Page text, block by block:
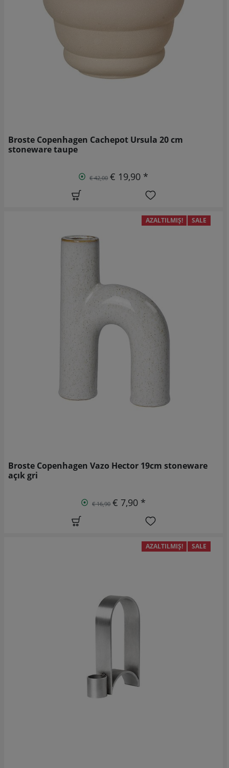
Broste Copenhagen Cachepot Ursula 20 cm
stoneware taupe
€ 42,00 € 19,90 *
AZALTILMIŞ! SALE
Broste Copenhagen Vazo Hector 19cm stoneware
açık gri
€ 16,90 € 7,90 *
AZALTILMIŞ! SALE